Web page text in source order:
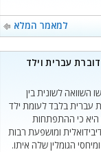
למאמר המלא
עברית וילד
השוואה לשונית בין
עברית בלבד לעומת ילד
היא כי ההתפתחות
ומושפעת רבות
הגומלין שלה איתו.